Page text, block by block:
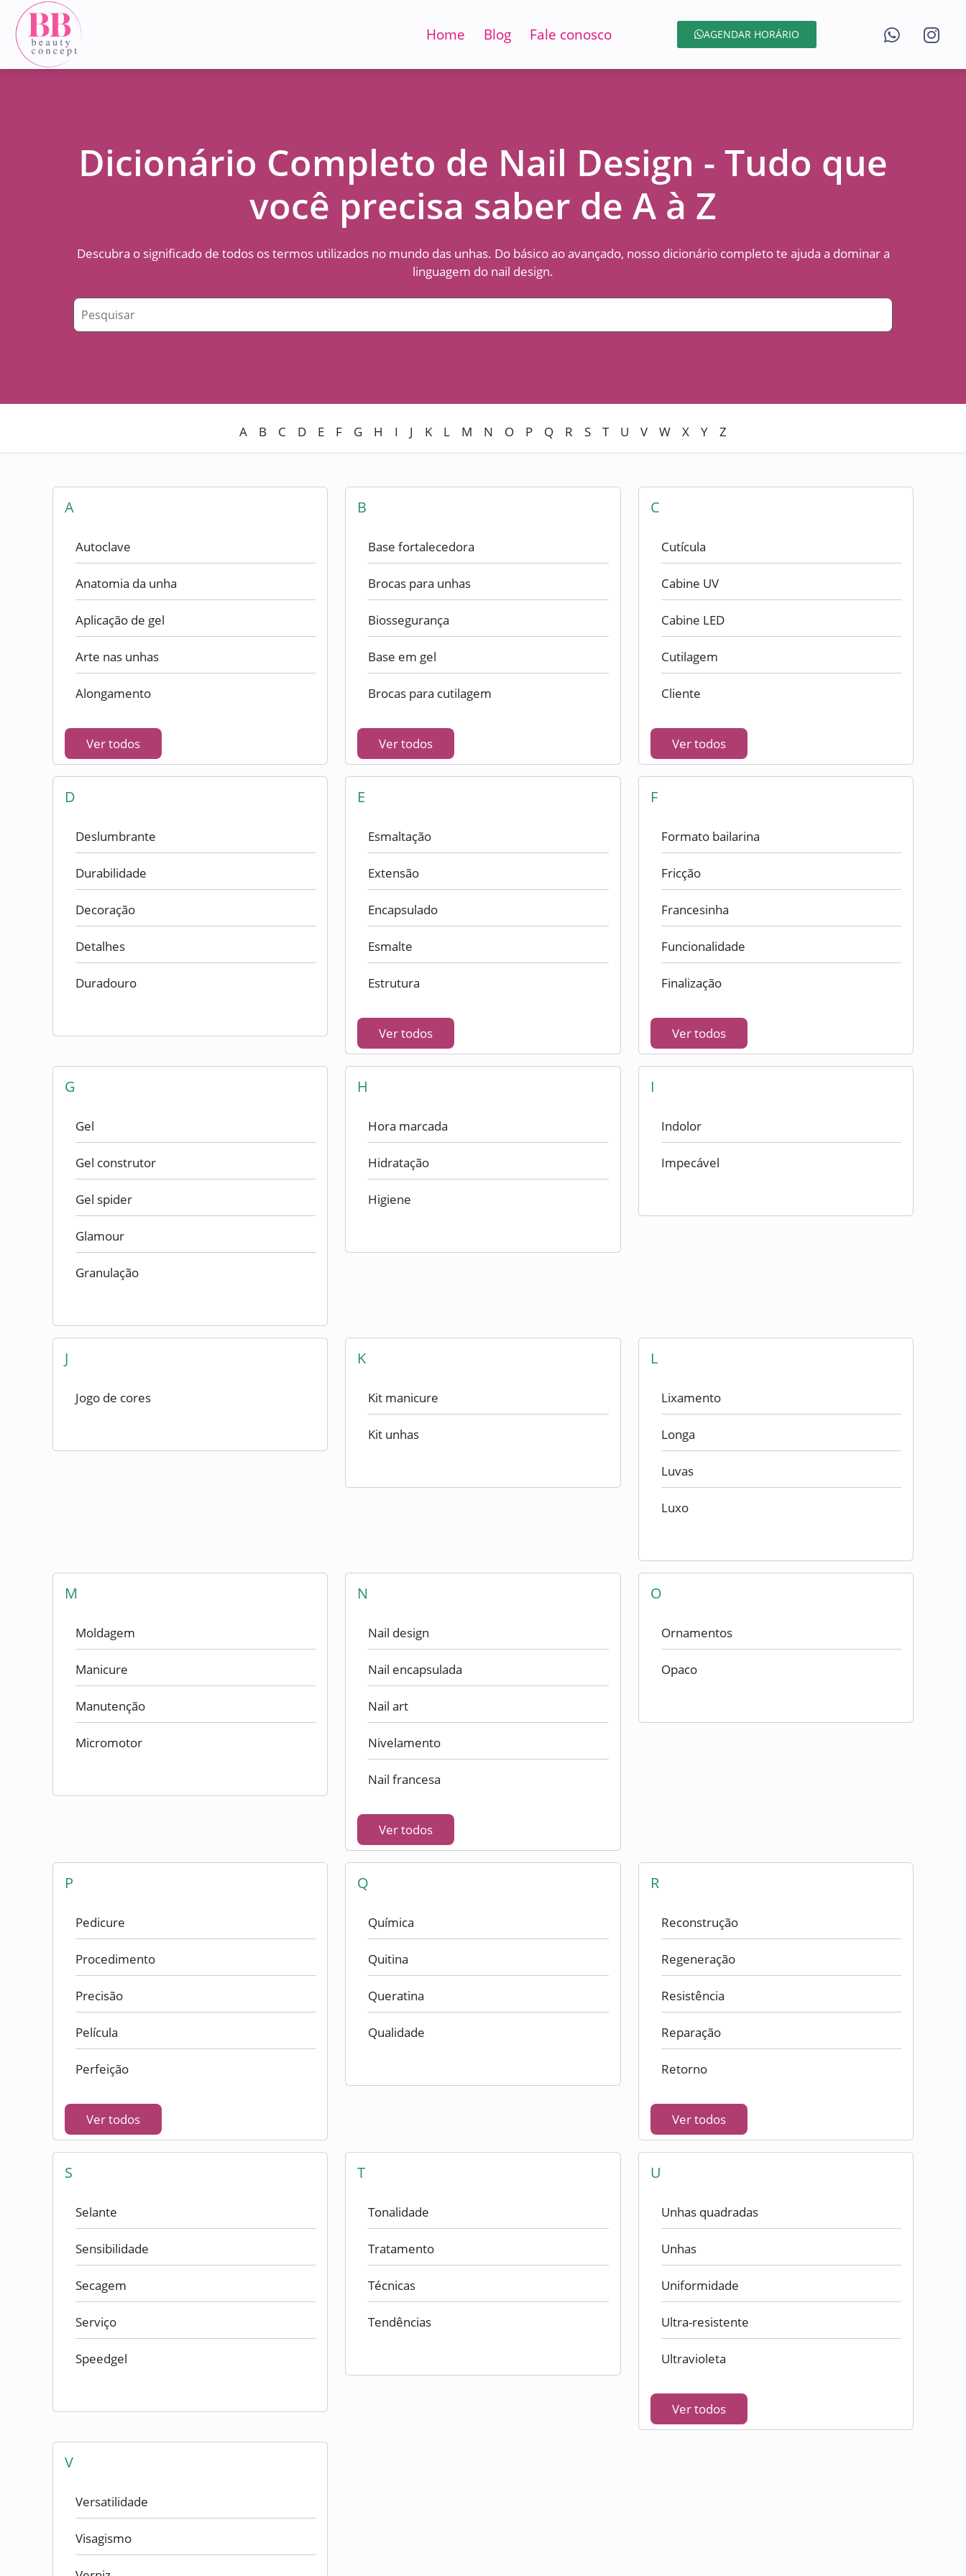
Home Blog Fale conosco AGENDAR HORÁRIO
Dicionário Completo de Nail Design - Tudo que
você precisa saber de A à Z
Descubra o significado de todos os termos utilizados no mundo das unhas. Do básico ao avançado, nosso dicionário completo te ajuda a dominar a
linguagem do nail design.
A B C D E F G H I J K L M N O P Q R S T U V W X Y Z
A
Autoclave
Anatomia da unha
Aplicação de gel
Arte nas unhas
Alongamento
Ver todos
B
Base fortalecedora
Brocas para unhas
Biossegurança
Base em gel
Brocas para cutilagem
Ver todos
C
Cutícula
Cabine UV
Cabine LED
Cutilagem
Cliente
Ver todos
D
Deslumbrante
Durabilidade
Decoração
Detalhes
Duradouro
E
Esmaltação
Extensão
Encapsulado
Esmalte
Estrutura
Ver todos
F
Formato bailarina
Fricção
Francesinha
Funcionalidade
Finalização
Ver todos
G
Gel
Gel construtor
Gel spider
Glamour
Granulação
H
Hora marcada
Hidratação
Higiene
I
Indolor
Impecável
J
Jogo de cores
K
Kit manicure
Kit unhas
L
Lixamento
Longa
Luvas
Luxo
M
Moldagem
Manicure
Manutenção
Micromotor
N
Nail design
Nail encapsulada
Nail art
Nivelamento
Nail francesa
Ver todos
O
Ornamentos
Opaco
P
Pedicure
Procedimento
Precisão
Película
Perfeição
Ver todos
Q
Química
Quitina
Queratina
Qualidade
R
Reconstrução
Regeneração
Resistência
Reparação
Retorno
Ver todos
S
Selante
Sensibilidade
Secagem
Serviço
Speedgel
T
Tonalidade
Tratamento
Técnicas
Tendências
U
Unhas quadradas
Unhas
Uniformidade
Ultra-resistente
Ultravioleta
Ver todos
V
Versatilidade
Visagismo